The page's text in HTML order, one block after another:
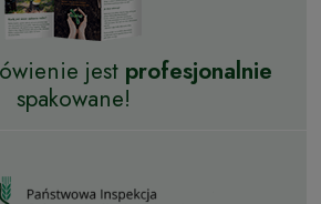
jest profesjonalnie
spakowane!